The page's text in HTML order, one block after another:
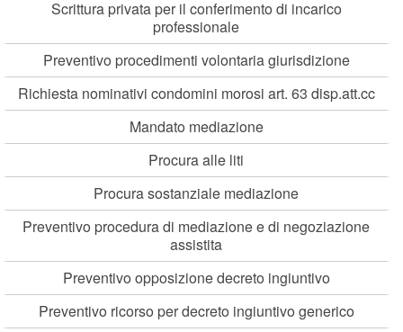
Scrittura privata per il conferimento di incarico
professionale
Preventivo procedimenti volontaria giurisdizione
Richiesta nominativi condomini morosi art. 63 disp.att.cc
Mandato mediazione
Procura alle liti
Procura sostanziale mediazione
Preventivo procedura di mediazione e di negoziazione
assistita
Preventivo opposizione decreto ingiuntivo
Preventivo ricorso per decreto ingiuntivo generico